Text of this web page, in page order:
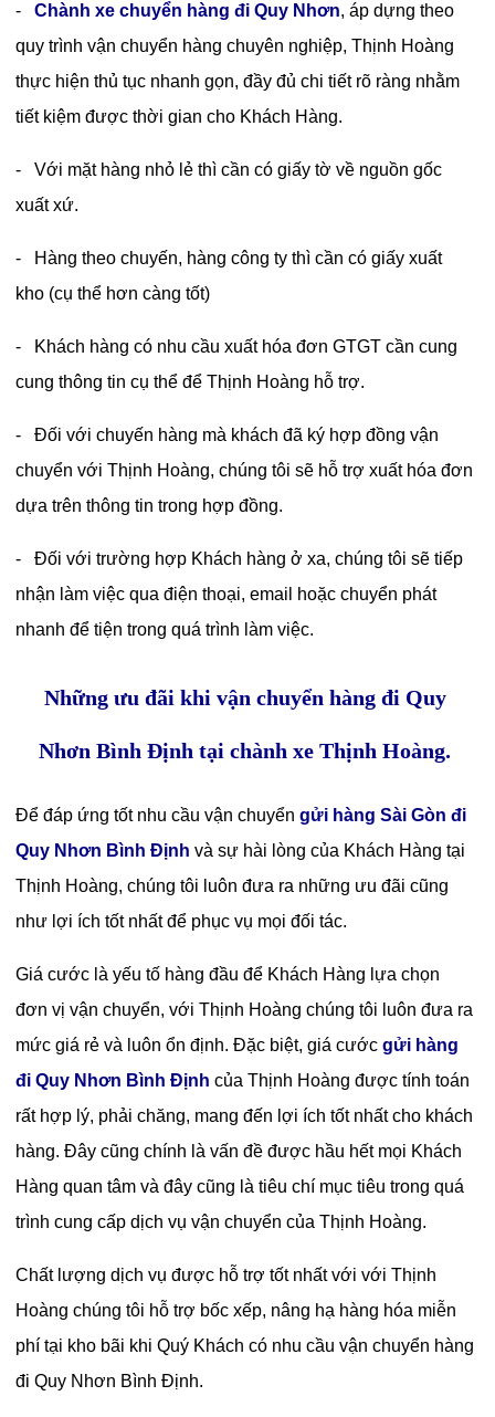
- Chành xe chuyển hàng đi Quy Nhơn, áp dựng theo
quy trình vận chuyển hàng chuyên nghiệp, Thịnh Hoàng
thực hiện thủ tục nhanh gọn, đầy đủ chi tiết rõ ràng nhằm
tiết kiệm được thời gian cho Khách Hàng.
- Với mặt hàng nhỏ lẻ thì cần có giấy tờ về nguồn gốc
xuất xứ.
- Hàng theo chuyến, hàng công ty thì cần có giấy xuất
kho (cụ thể hơn càng tốt)
- Khách hàng có nhu cầu xuất hóa đơn GTGT cần cung
cung thông tin cụ thể để Thịnh Hoàng hỗ trợ.
- Đối với chuyến hàng mà khách đã ký hợp đồng vận
chuyển với Thịnh Hoàng, chúng tôi sẽ hỗ trợ xuất hóa đơn
dựa trên thông tin trong hợp đồng.
- Đối với trường hợp Khách hàng ở xa, chúng tôi sẽ tiếp
nhận làm việc qua điện thoại, email hoặc chuyển phát
nhanh để tiện trong quá trình làm việc.
Những ưu đãi khi vận chuyển hàng đi Quy
Nhơn Bình Định tại chành xe Thịnh Hoàng.
Để đáp ứng tốt nhu cầuvận chuyển gửi hàng Sài Gòn đi
Quy Nhơn Bình Định và sự hài lòng của Khách Hàng tại
Thịnh Hoàng, chúng tôi luôn đưa ra những ưu đãi cũng
như lợi ích tốt nhất để phục vụ mọi đối tác.
Giá cước là yếu tố hàng đầu để Khách Hàng lựa chọn
đơn vị vận chuyển, với Thịnh Hoàng chúng tôi luôn đưa ra
mức giá rẻ và luôn ổn định. Đặc biệt, giá cướcgửi hàng
đi Quy Nhơn Bình Định của Thịnh Hoàng được tính toán
rất hợp lý, phải chăng, mang đến lợi ích tốt nhất cho khách
hàng. Đây cũng chính là vấn đề được hầu hết mọi Khách
Hàng quan tâm và đây cũng là tiêu chí mục tiêu trong quá
trình cung cấp dịch vụ vận chuyển của Thịnh Hoàng.
Chất lượng dịch vụ được hỗ trợ tốt nhất với với Thịnh
Hoàng chúng tôi hỗ trợ bốc xếp, nâng hạ hàng hóa miễn
phí tại kho bãi khi Quý Khách có nhu cầu vận chuyển hàng
đi Quy Nhơn Bình Định.